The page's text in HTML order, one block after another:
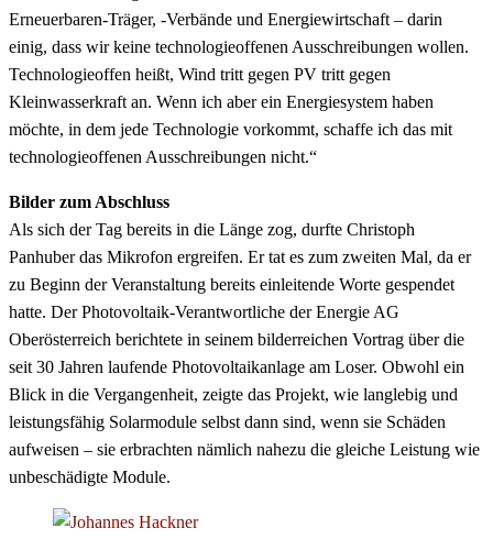
Erneuerbaren-Träger, -Verbände und Energiewirtschaft – darin
einig, dass wir keine technologieoffenen Ausschreibungen wollen.
Technologieoffen heißt, Wind tritt gegen PV tritt gegen
Kleinwasserkraft an. Wenn ich aber ein Energiesystem haben
möchte, in dem jede Technologie vorkommt, schaffe ich das mit
technologieoffenen Ausschreibungen nicht.“
Bilder zum Abschluss
Als sich der Tag bereits in die Länge zog, durfte Christoph
Panhuber das Mikrofon ergreifen. Er tat es zum zweiten Mal, da er
zu Beginn der Veranstaltung bereits einleitende Worte gespendet
hatte. Der Photovoltaik-Verantwortliche der Energie AG
Oberösterreich berichtete in seinem bilderreichen Vortrag über die
seit 30 Jahren laufende Photovoltaikanlage am Loser. Obwohl ein
Blick in die Vergangenheit, zeigte das Projekt, wie langlebig und
leistungsfähig Solarmodule selbst dann sind, wenn sie Schäden
aufweisen – sie erbrachten nämlich nahezu die gleiche Leistung wie
unbeschädigte Module.